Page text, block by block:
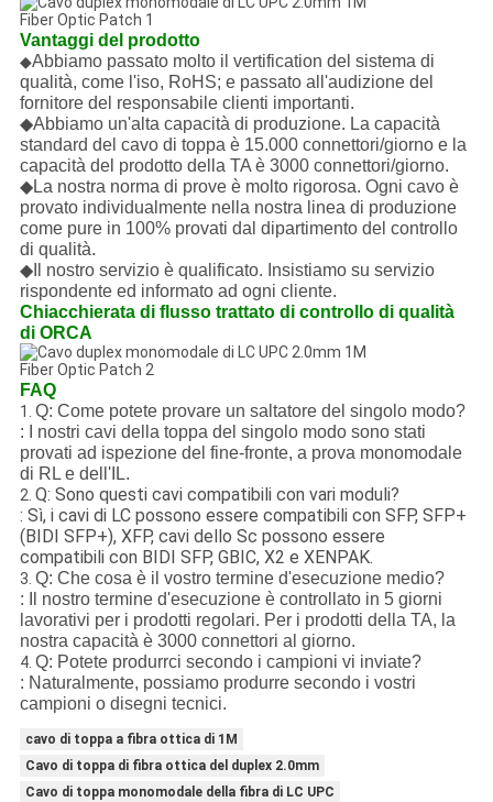
Vantaggi del prodotto
◆Abbiamo passato molto il vertification del sistema di
qualità, come l'iso, RoHS; e passato all'audizione del
fornitore del responsabile clienti importanti.
◆Abbiamo un'alta capacità di produzione. La capacità
standard del cavo di toppa è 15.000 connettori/giorno e la
capacità del prodotto della TA è 3000 connettori/giorno.
◆La nostra norma di prove è molto rigorosa. Ogni cavo è
provato individualmente nella nostra linea di produzione
come pure in 100% provati dal dipartimento del controllo
di qualità.
◆Il nostro servizio è qualificato. Insistiamo su servizio
rispondente ed informato ad ogni cliente.
Chiacchierata di flusso trattato di controllo di qualità
di ORCA
FAQ
1. Q: Come potete provare un saltatore del singolo modo?
: I nostri cavi della toppa del singolo modo sono stati
provati ad ispezione del fine-fronte, a prova monomodale
di RL e dell'IL.
2. Q: Sono questi cavi compatibili con vari moduli?
: Sì, i cavi di LC possono essere compatibili con SFP, SFP+
(BIDI SFP+), XFP, cavi dello Sc possono essere
compatibili con BIDI SFP, GBIC, X2 e XENPAK.
3. Q: Che cosa è il vostro termine d'esecuzione medio?
: Il nostro termine d'esecuzione è controllato in 5 giorni
lavorativi per i prodotti regolari. Per i prodotti della TA, la
nostra capacità è 3000 connettori al giorno.
4. Q: Potete produrrci secondo i campioni vi inviate?
: Naturalmente, possiamo produrre secondo i vostri
campioni o disegni tecnici.
cavo di toppa a fibra ottica di 1M
Cavo di toppa di fibra ottica del duplex 2.0mm
Cavo di toppa monomodale della fibra di LC UPC